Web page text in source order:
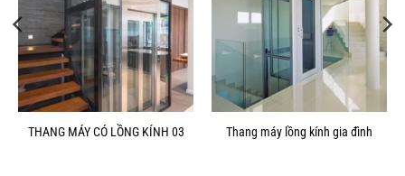
THANG MÁY CÓ LỒNG KÍNH 03 Thang máy lồng kính gia đình